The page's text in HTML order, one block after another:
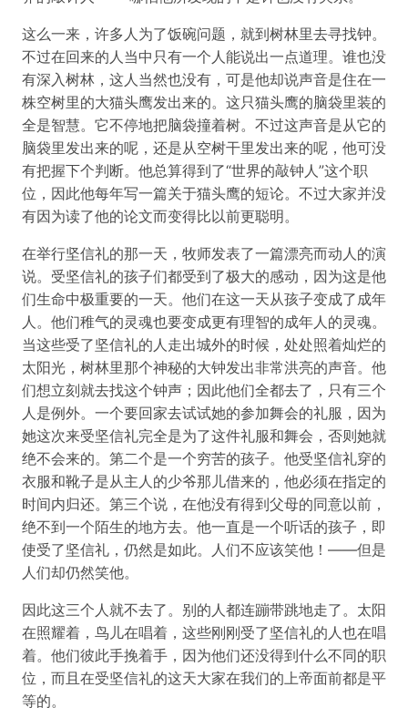
这么一来，许多人为了饭碗问题，就到树林里去寻找钟。
不过在回来的人当中只有一个人能说出一点道理。谁也没
有深入树林，这人当然也没有，可是他却说声音是住在一
株空树里的大猫头鹰发出来的。这只猫头鹰的脑袋里装的
全是智慧。它不停地把脑袋撞着树。不过这声音是从它的
脑袋里发出来的呢，还是从空树干里发出来的呢，他可没
有把握下个判断。他总算得到了“世界的敲钟人”这个职
位，因此他每年写一篇关于猫头鹰的短论。不过大家并没
有因为读了他的论文而变得比以前更聪明。
在举行坚信礼的那一天，牧师发表了一篇漂亮而动人的演
说。受坚信礼的孩子们都受到了极大的感动，因为这是他
们生命中极重要的一天。他们在这一天从孩子变成了成年
人。他们稚气的灵魂也要变成更有理智的成年人的灵魂。
当这些受了坚信礼的人走出城外的时候，处处照着灿烂的
太阳光，树林里那个神秘的大钟发出非常洪亮的声音。他
们想立刻就去找这个钟声；因此他们全都去了，只有三个
人是例外。一个要回家去试试她的参加舞会的礼服，因为
她这次来受坚信礼完全是为了这件礼服和舞会，否则她就
绝不会来的。第二个是一个穷苦的孩子。他受坚信礼穿的
衣服和靴子是从主人的少爷那儿借来的，他必须在指定的
时间内归还。第三个说，在他没有得到父母的同意以前，
绝不到一个陌生的地方去。他一直是一个听话的孩子，即
使受了坚信礼，仍然是如此。人们不应该笑他！——但是
人们却仍然笑他。
因此这三个人就不去了。别的人都连蹦带跳地走了。太阳
在照耀着，鸟儿在唱着，这些刚刚受了坚信礼的人也在唱
着。他们彼此手挽着手，因为他们还没得到什么不同的职
位，而且在受坚信礼的这天大家在我们的上帝面前都是平
等的。